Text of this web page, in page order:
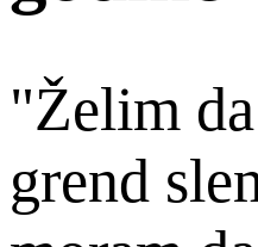
"Želim
grend